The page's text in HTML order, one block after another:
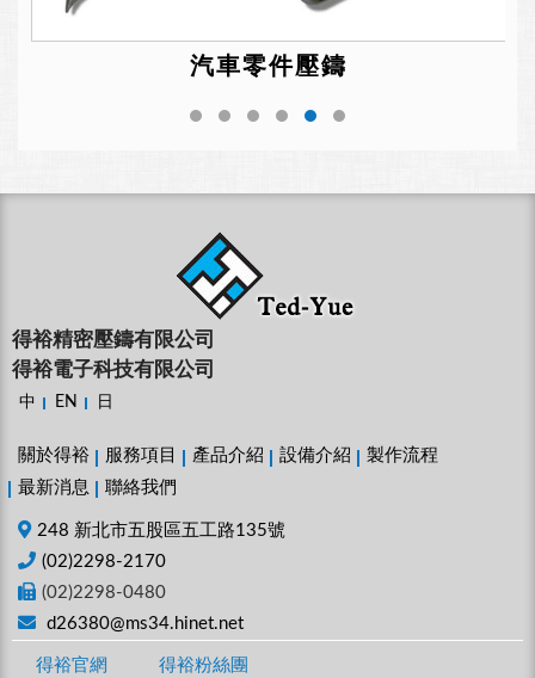
汽車零件壓鑄
得裕精密壓鑄有限公司
得裕電子科技有限公司
中 EN 日
關於得裕 服務項目 產品介紹 設備介紹
製作流程
最新消息
聯絡我們
248 新北市五股區五工路135號
(02)2298-2170
(02)2298-0480
d26380@ms34.hinet.net
得裕官網 得裕粉絲團